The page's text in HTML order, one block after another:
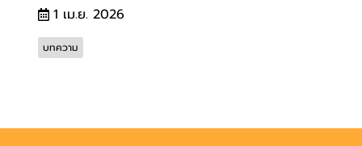
1 เม.ย. 2026
บทความ